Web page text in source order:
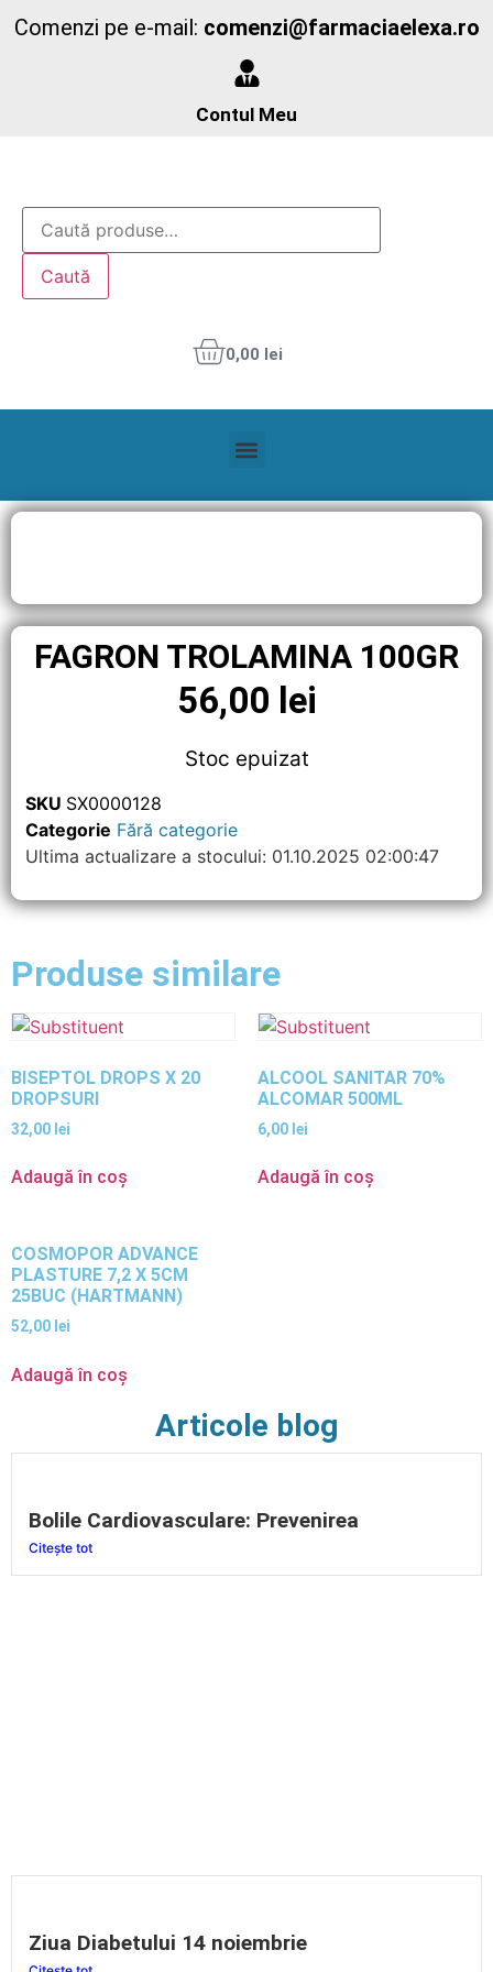
Comenzi pe e-mail: comenzi@farmaciaelexa.ro
Contul Meu
Caută
0,00 lei
FAGRON TROLAMINA 100GR
56,00 lei
Stoc epuizat
SKU SX0000128
Categorie Fără categorie
Ultima actualizare a stocului: 01.10.2025 02:00:47
Produse similare
BISEPTOL DROPS X 20
DROPSURI
32,00 lei
Adaugă în coș
ALCOOL SANITAR 70%
ALCOMAR 500ML
6,00 lei
Adaugă în coș
COSMOPOR ADVANCE
PLASTURE 7,2 X 5CM
25BUC (HARTMANN)
52,00 lei
Adaugă în coș
Articole blog
Bolile Cardiovasculare: Prevenirea
Citește tot
Ziua Diabetului 14 noiembrie